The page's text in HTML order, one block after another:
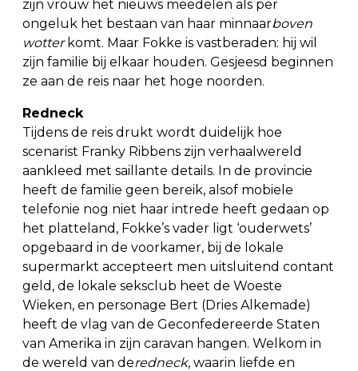
zijn vrouw het nieuws meedelen als per
ongeluk het bestaan van haar minnaarboven
wotter komt. Maar Fokke is vastberaden: hij wil
zijn familie bij elkaar houden. Gesjeesd beginnen
ze aan de reis naar het hoge noorden.
Redneck
Tijdens de reis drukt wordt duidelijk hoe
scenarist Franky Ribbens zijn verhaalwereld
aankleed met saillante details. In de provincie
heeft de familie geen bereik, alsof mobiele
telefonie nog niet haar intrede heeft gedaan op
het platteland, Fokke’s vader ligt ‘ouderwets’
opgebaard in de voorkamer, bij de lokale
supermarkt accepteert men uitsluitend contant
geld, de lokale seksclub heet de Woeste
Wieken, en personage Bert (Dries Alkemade)
heeft de vlag van de Geconfedereerde Staten
van Amerika in zijn caravan hangen. Welkom in
de wereld van deredneck, waarin liefde en